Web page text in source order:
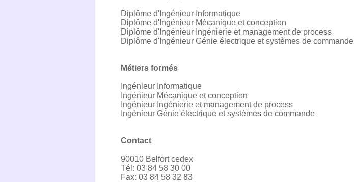
Diplôme d'Ingénieur Informatique
Diplôme d'Ingénieur Mécanique et conception
Diplôme d'Ingénieur Ingénierie et management de process
Diplôme d'Ingénieur Génie électrique et systèmes de commande
Métiers formés
Ingénieur Informatique
Ingénieur Mécanique et conception
Ingénieur Ingénierie et management de process
Ingénieur Génie électrique et systèmes de commande
Contact
90010 Belfort cedex
Tél: 03 84 58 30 00
Fax: 03 84 58 32 83